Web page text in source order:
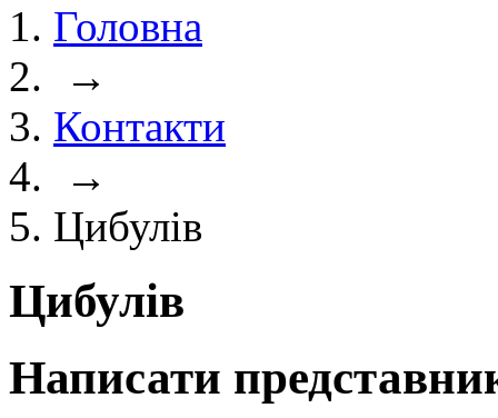
Головна
→
Контакти
→
Цибулів
Цибулів
Написати